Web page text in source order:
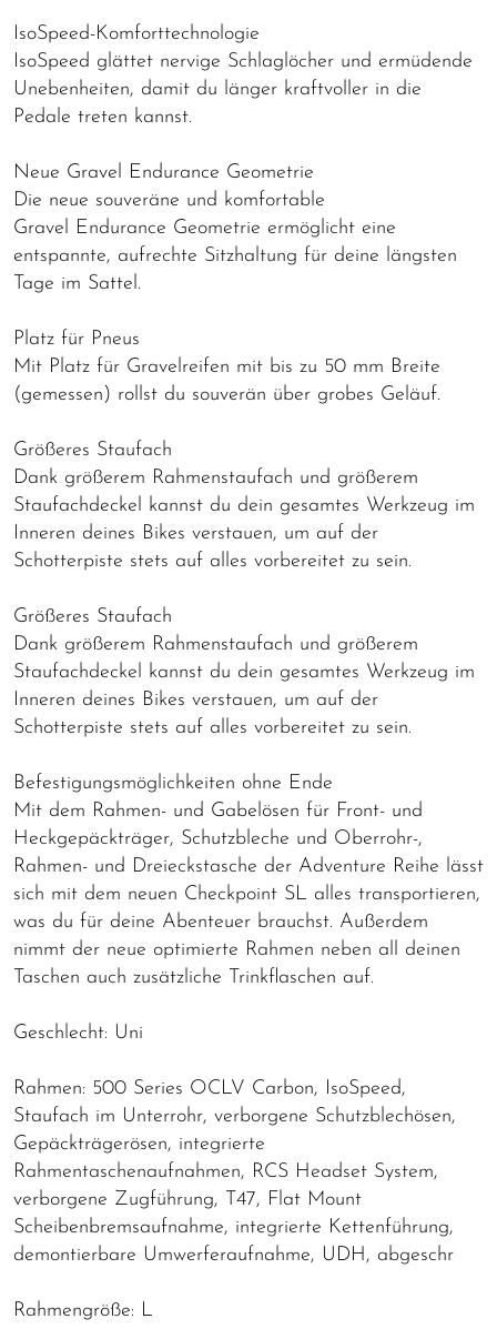
IsoSpeed-Komforttechnologie
IsoSpeed glättet nervige Schlaglöcher und ermüdende
Unebenheiten, damit du länger kraftvoller in die
Pedale treten kannst.
Neue Gravel Endurance Geometrie
Die neue souveräne und komfortable
Gravel Endurance Geometrie ermöglicht eine
entspannte, aufrechte Sitzhaltung für deine längsten
Tage im Sattel.
Platz für Pneus
Mit Platz für Gravelreifen mit bis zu 50 mm Breite
(gemessen) rollst du souverän über grobes Geläuf.
Größeres Staufach
Dank größerem Rahmenstaufach und größerem
Staufachdeckel kannst du dein gesamtes Werkzeug im
Inneren deines Bikes verstauen, um auf der
Schotterpiste stets auf alles vorbereitet zu sein.
Größeres Staufach
Dank größerem Rahmenstaufach und größerem
Staufachdeckel kannst du dein gesamtes Werkzeug im
Inneren deines Bikes verstauen, um auf der
Schotterpiste stets auf alles vorbereitet zu sein.
Befestigungsmöglichkeiten ohne Ende
Mit dem Rahmen- und Gabelösen für Front- und
Heckgepäckträger, Schutzbleche und Oberrohr-,
Rahmen- und Dreieckstasche der Adventure Reihe lässt
sich mit dem neuen Checkpoint SL alles transportieren,
was du für deine Abenteuer brauchst. Außerdem
nimmt der neue optimierte Rahmen neben all deinen
Taschen auch zusätzliche Trinkflaschen auf.
Geschlecht: Uni
Rahmen: 500 Series OCLV Carbon, IsoSpeed,
Staufach im Unterrohr, verborgene Schutzblechösen,
Gepäckträgerösen, integrierte
Rahmentaschenaufnahmen, RCS Headset System,
verborgene Zugführung, T47, Flat Mount
Scheibenbremsaufnahme, integrierte Kettenführung,
demontierbare Umwerferaufnahme, UDH, abgeschr
Rahmengröße: L